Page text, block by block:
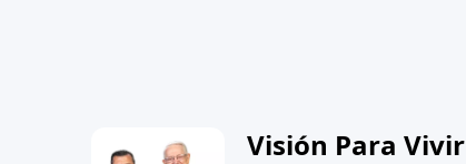
Visión Para Vivir